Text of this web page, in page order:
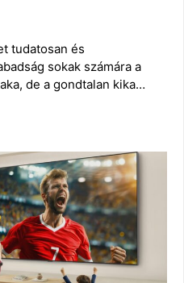
tudatosan és
sokak számára a
de a gondtalan kika…